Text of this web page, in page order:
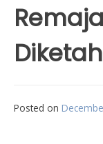
Posted on